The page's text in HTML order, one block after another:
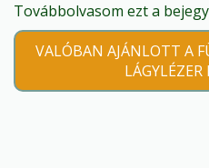
Továbbolvasom ezt a
VALÓBAN AJÁNLOTT A
LÁGYLÉZER